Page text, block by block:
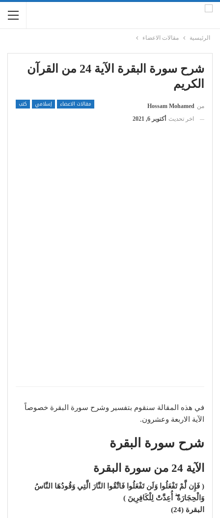
الرئيسية مقالات الاعضاء
شرح سورة البقرة الآية 24 من القرآن
الكريم
مقالات الاعضاء إسلامي كتب من Hossam Mohamed
اخر تحديث أكتوبر 6, 2021
في هذه المقالة سنقوم بتفسير وشرح سورة البقرة خصوصاً
الآية الاربعة وعشرون.
شرح سورة البقرة
الآية 24 من سورة البقرة
( فَإِن لَّمْ تَفْعَلُوا وَلَن تَفْعَلُوا فَاتَّقُوا النَّارَ الَّتِي وَقُودُهَا النَّاسُ
وَالْحِجَارَةُ ۖ أُعِدَّتْ لِلْكَافِرِينَ )
البقرة (24)